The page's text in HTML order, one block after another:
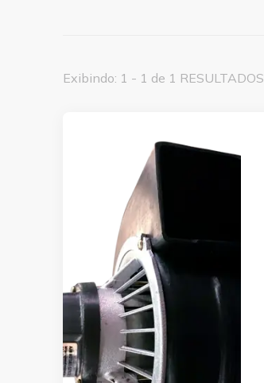
Exibindo: 1 - 1 de 1 RESULTADOS